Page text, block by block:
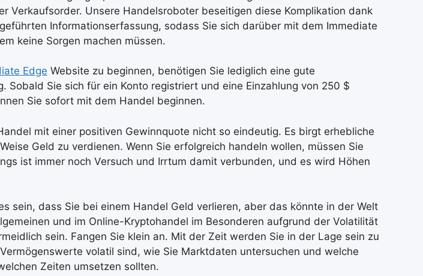
Verkaufsorder. Unsere Handelsroboter beseitigen diese Komplikation dank
Informationserfassung, sodass Sie sich darüber mit dem Immediate
keine Sorgen machen müssen.
Edge Website zu beginnen, benötigen Sie lediglich eine gute
Sobald Sie sich für ein Konto registriert und eine Einzahlung von 250 $
Sie sofort mit dem Handel beginnen.
mit einer positiven Gewinnquote nicht so eindeutig. Es birgt erhebliche
Geld zu verdienen. Wenn Sie erfolgreich handeln wollen, müssen Sie
ist immer noch Versuch und Irrtum damit verbunden, und es wird Höhen
sein, dass Sie bei einem Handel Geld verlieren, aber das könnte in der Welt
und im Online-Kryptohandel im Besonderen aufgrund der Volatilität
sein. Fangen Sie klein an. Mit der Zeit werden Sie in der Lage sein zu
volatil sind, wie Sie Marktdaten untersuchen und welche
Zeiten umsetzen sollten.